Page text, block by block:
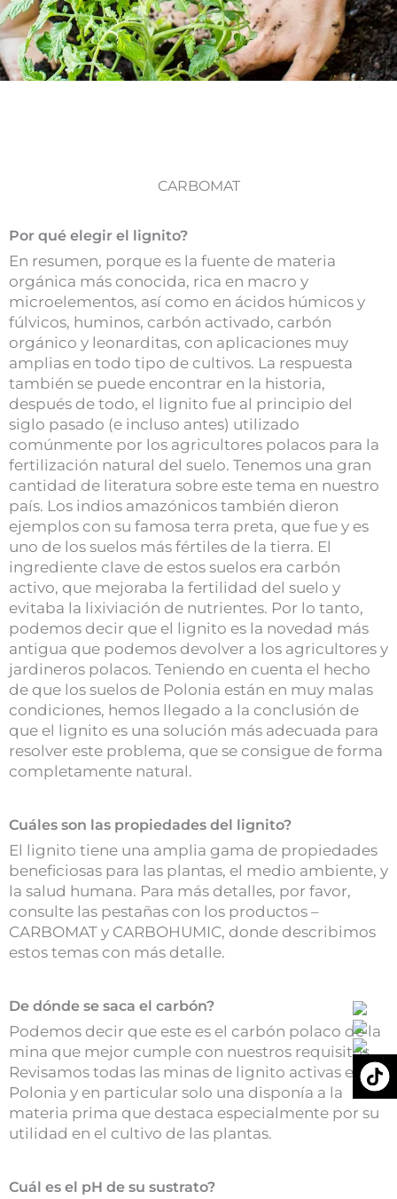
CARBOMAT
Por qué elegir el lignito?
En resumen, porque es la fuente de materia
orgánica más conocida, rica en macro y
microelementos, así como en ácidos húmicos y
fúlvicos, huminos, carbón activado, carbón
orgánico y leonarditas, con aplicaciones muy
amplias en todo tipo de cultivos. La respuesta
también se puede encontrar en la historia,
después de todo, el lignito fue al principio del
siglo pasado (e incluso antes) utilizado
comúnmente por los agricultores polacos para la
fertilización natural del suelo. Tenemos una gran
cantidad de literatura sobre este tema en nuestro
país. Los indios amazónicos también dieron
ejemplos con su famosa terra preta, que fue y es
uno de los suelos más fértiles de la tierra. El
ingrediente clave de estos suelos era carbón
activo, que mejoraba la fertilidad del suelo y
evitaba la lixiviación de nutrientes. Por lo tanto,
podemos decir que el lignito es la novedad más
antigua que podemos devolver a los agricultores y
jardineros polacos. Teniendo en cuenta el hecho
de que los suelos de Polonia están en muy malas
condiciones, hemos llegado a la conclusión de
que el lignito es una solución más adecuada para
resolver este problema, que se consigue de forma
completamente natural.
Cuáles son las propiedades del lignito?
El lignito tiene una amplia gama de propiedades
beneficiosas para las plantas, el medio ambiente, y
la salud humana. Para más detalles, por favor,
consulte las pestañas con los productos –
CARBOMAT y CARBOHUMIC, donde describimos
estos temas con más detalle.
De dónde se saca el carbón?
Podemos decir que este es el carbón polaco de la
mina que mejor cumple con nuestros requisitos.
Revisamos todas las minas de lignito activas en
Polonia y en particular solo una disponía a la
materia prima que destaca especialmente por su
utilidad en el cultivo de las plantas.
Cuál es el pH de su sustrato?